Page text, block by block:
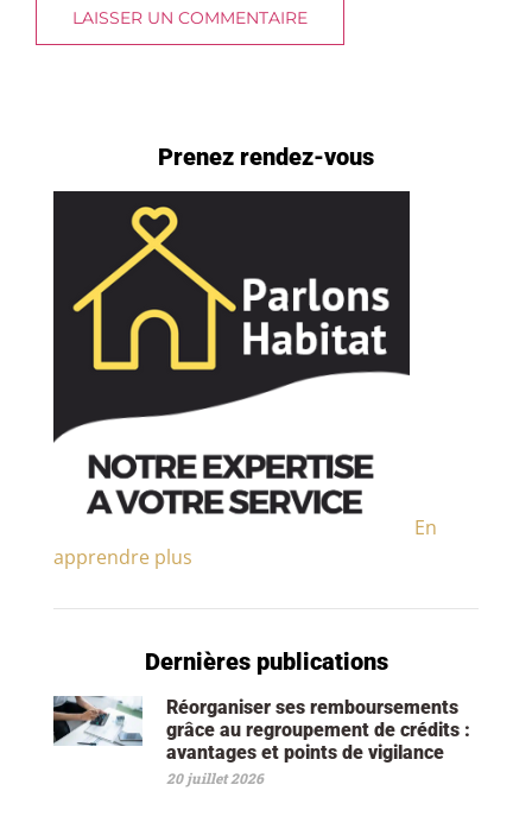
Prenez rendez-vous
En
apprendre plus
Dernières publications
Réorganiser ses remboursements
grâce au regroupement de crédits :
avantages et points de vigilance
20 juillet 2026